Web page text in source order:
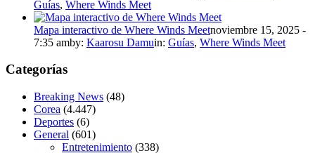
Guías, Where Winds Meet
Mapa interactivo de Where Winds Meetnoviembre 15, 2025 -
7:35 amby: Kaarosu Damuin: Guías, Where Winds Meet
Categorías
Breaking News (48)
Corea (4.447)
Deportes (6)
General (601)
Entretenimiento (338)